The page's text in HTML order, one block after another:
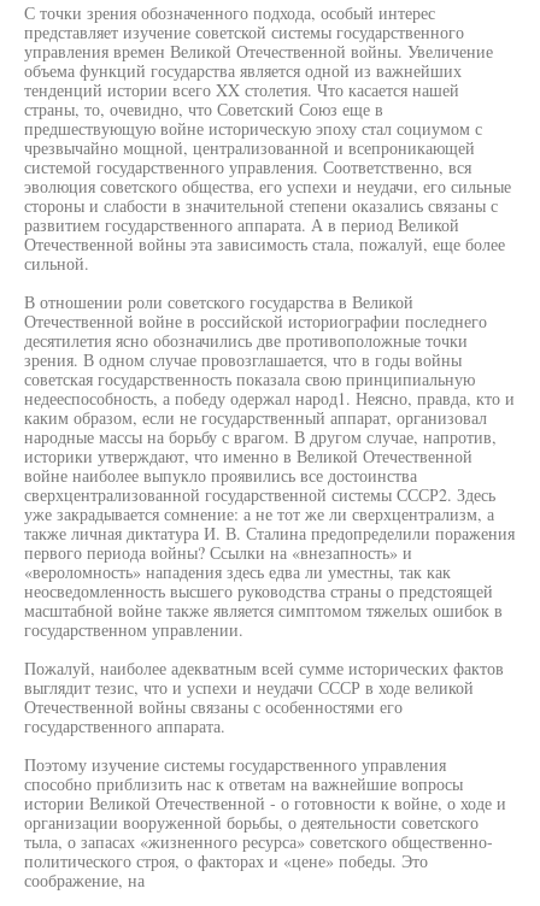
С точки зрения обозначенного подхода, особый интерес
представляет изучение советской системы государственного
управления времен Великой Отечественной войны. Увеличение
объема функций государства является одной из важнейших
тенденций истории всего XX столетия. Что касается нашей
страны, то, очевидно, что Советский Союз еще в
предшествующую войне историческую эпоху стал социумом с
чрезвычайно мощной, централизованной и всепроникающей
системой государственного управления. Соответственно, вся
эволюция советского общества, его успехи и неудачи, его сильные
стороны и слабости в значительной степени оказались связаны с
развитием государственного аппарата. А в период Великой
Отечественной войны эта зависимость стала, пожалуй, еще более
сильной.
В отношении роли советского государства в Великой
Отечественной войне в российской историографии последнего
десятилетия ясно обозначились две противоположные точки
зрения. В одном случае провозглашается, что в годы войны
советская государственность показала свою принципиальную
недееспособность, а победу одержал народ1. Неясно, правда, кто и
каким образом, если не государственный аппарат, организовал
народные массы на борьбу с врагом. В другом случае, напротив,
историки утверждают, что именно в Великой Отечественной
войне наиболее выпукло проявились все достоинства
сверхцентрализованной государственной системы СССР2. Здесь
уже закрадывается сомнение: а не тот же ли сверхцентрализм, а
также личная диктатура И. В. Сталина предопределили поражения
первого периода войны? Ссылки на «внезапность» и
«вероломность» нападения здесь едва ли уместны, так как
неосведомленность высшего руководства страны о предстоящей
масштабной войне также является симптомом тяжелых ошибок в
государственном управлении.
Пожалуй, наиболее адекватным всей сумме исторических фактов
выглядит тезис, что и успехи и неудачи СССР в ходе великой
Отечественной войны связаны с особенностями его
государственного аппарата.
Поэтому изучение системы государственного управления
способно приблизить нас к ответам на важнейшие вопросы
истории Великой Отечественной - о готовности к войне, о ходе и
организации вооруженной борьбы, о деятельности советского
тыла, о запасах «жизненного ресурса» советского общественно-
политического строя, о факторах и «цене» победы. Это
соображение, на